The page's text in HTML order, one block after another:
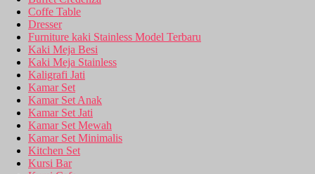
Coffe Table
Dresser
Furniture kaki Stainless Model Terbaru
Kaki Meja Besi
Kaki Meja Stainless
Kaligrafi Jati
Kamar Set
Kamar Set Anak
Kamar Set Jati
Kamar Set Mewah
Kamar Set Minimalis
Kitchen Set
Kursi Bar